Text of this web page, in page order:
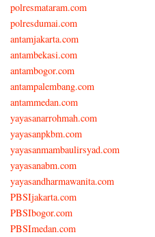
polresmataram.com
polresdumai.com
antamjakarta.com
antambekasi.com
antambogor.com
antampalembang.com
antammedan.com
yayasanarrohmah.com
yayasanpkbm.com
yayasanmambaulirsyad.com
yayasanabm.com
yayasandharmawanita.com
PBSIjakarta.com
PBSIbogor.com
PBSImedan.com